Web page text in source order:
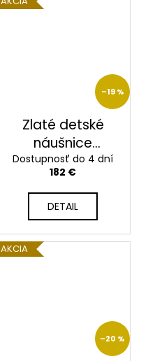
–19 %
Zlaté detské
náušnice
23101/4/Z/x
Dostupnosť do 4 dní
182 €
DETAIL
AKCIA
–20 %